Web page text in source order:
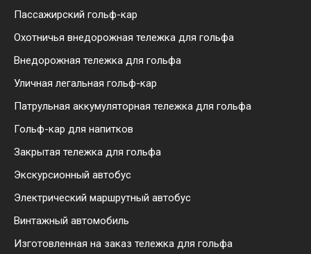
Пассажирский гольф-кар
Охотничья внедорожная тележка для гольфа
Внедорожная тележка для гольфа
Уличная легальная гольф-кар
Патрульная аккумуляторная тележка для гольфа
Гольф-кар для напитков
Закрытая тележка для гольфа
Экскурсионный автобус
Электрический маршрутный автобус
Винтажный автомобиль
Изготовленная на заказ тележка для гольфа